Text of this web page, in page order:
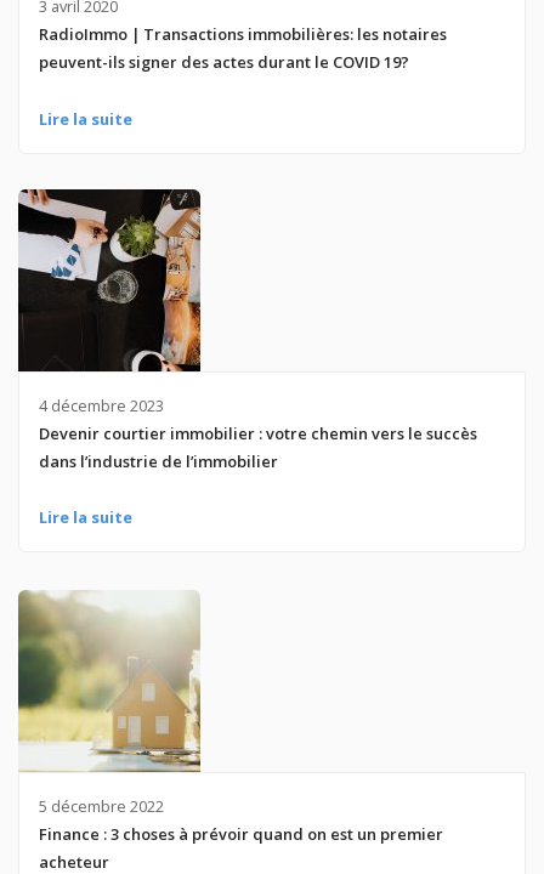
3 avril 2020
RadioImmo | Transactions immobilières: les notaires
peuvent-ils signer des actes durant le COVID 19?
Lire la suite
4 décembre 2023
Devenir courtier immobilier : votre chemin vers le succès
dans l’industrie de l’immobilier
Lire la suite
5 décembre 2022
Finance : 3 choses à prévoir quand on est un premier
acheteur